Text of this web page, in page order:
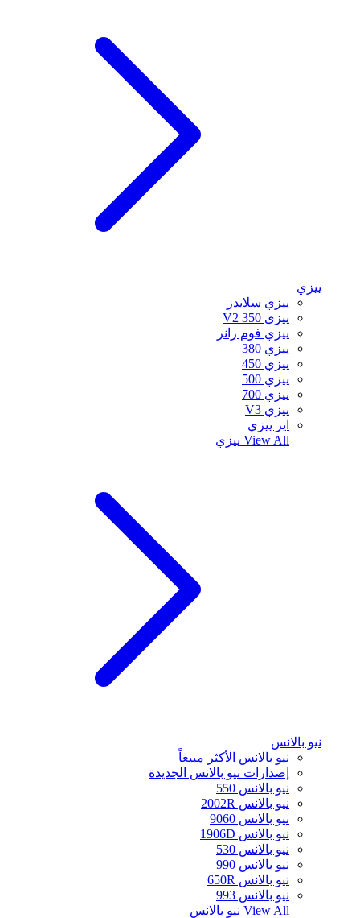
ييزي
ييزي سلايدز
ييزي 350 V2
ييزي فوم رانر
ييزي 380
ييزي 450
ييزي 500
ييزي 700
ييزي V3
اير ييزي
View All ييزي
نيو بالانس
نيو بالانس الأكثر مبيعاً
إصدارات نيو بالانس الجديدة
نيو بالانس 550
نيو بالانس 2002R
نيو بالانس 9060
نيو بالانس 1906D
نيو بالانس 530
نيو بالانس 990
نيو بالانس 650R
نيو بالانس 993
View All نيو بالانس